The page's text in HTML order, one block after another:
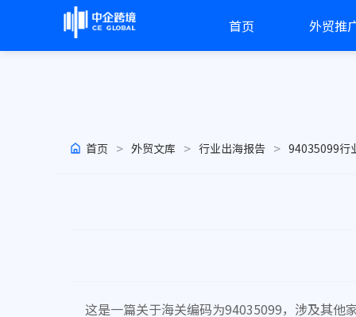
首页 外贸推
首页 > 外贸文库 > 行业出海报告 > 94035099行
这是一篇关于海关编码为94035099，涉及其他